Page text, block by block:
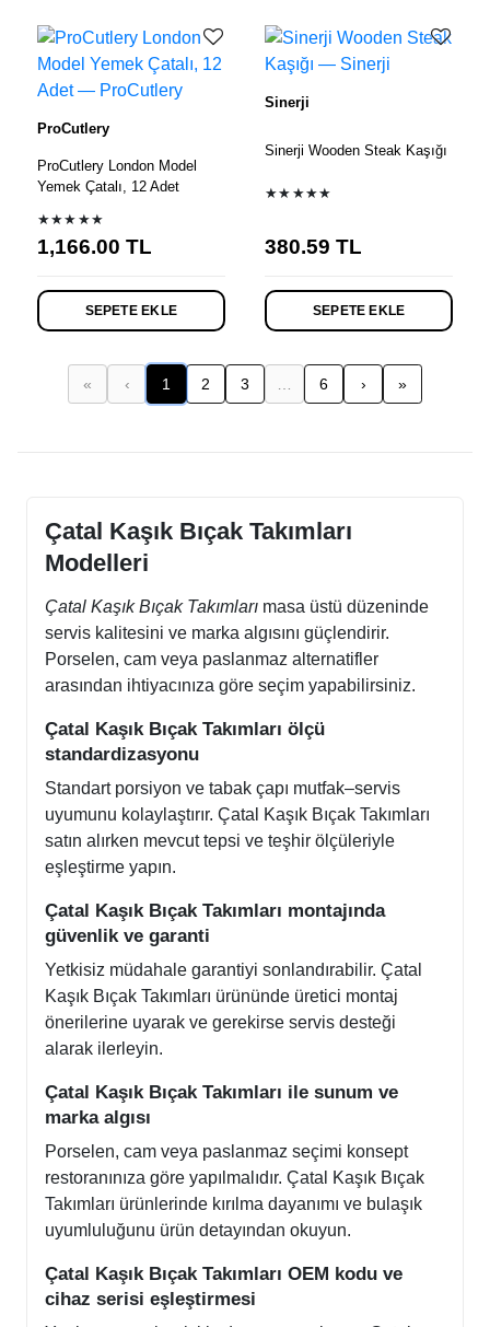
ProCutlery
ProCutlery London Model
Yemek Çatalı, 12 Adet
★★★★★
1,166.00 TL
SEPETE EKLE
Sinerji
Sinerji Wooden Steak Kaşığı
★★★★★
380.59 TL
SEPETE EKLE
« ‹ 1(mevcut)
2 3 6 › »
Çatal Kaşık Bıçak Takımları
Modelleri
Çatal Kaşık Bıçak Takımlarımasa üstü düzeninde
servis kalitesini ve marka algısını güçlendirir.
Porselen, cam veya paslanmaz alternatifler
arasından ihtiyacınıza göre seçim yapabilirsiniz.
Çatal Kaşık Bıçak Takımları ölçü
standardizasyonu
Standart porsiyon ve tabak çapı mutfak–servis
uyumunu kolaylaştırır. Çatal Kaşık Bıçak Takımları
satın alırken mevcut tepsi ve teşhir ölçüleriyle
eşleştirme yapın.
Çatal Kaşık Bıçak Takımları montajında
güvenlik ve garanti
Yetkisiz müdahale garantiyi sonlandırabilir. Çatal
Kaşık Bıçak Takımları ürününde üretici montaj
önerilerine uyarak ve gerekirse servis desteği
alarak ilerleyin.
Çatal Kaşık Bıçak Takımları ile sunum ve
marka algısı
Porselen, cam veya paslanmaz seçimi konsept
restoranınıza göre yapılmalıdır. Çatal Kaşık Bıçak
Takımları ürünlerinde kırılma dayanımı ve bulaşık
uyumluluğunu ürün detayından okuyun.
Çatal Kaşık Bıçak Takımları OEM kodu ve
cihaz serisi eşleştirmesi